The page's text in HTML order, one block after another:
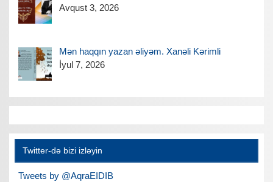
Avqust 3, 2026
Mən haqqın yazan əliyəm. Xanəli Kərimli
İyul 7, 2026
Twitter-də bizi izləyin
Tweets by @AqraEIDIB